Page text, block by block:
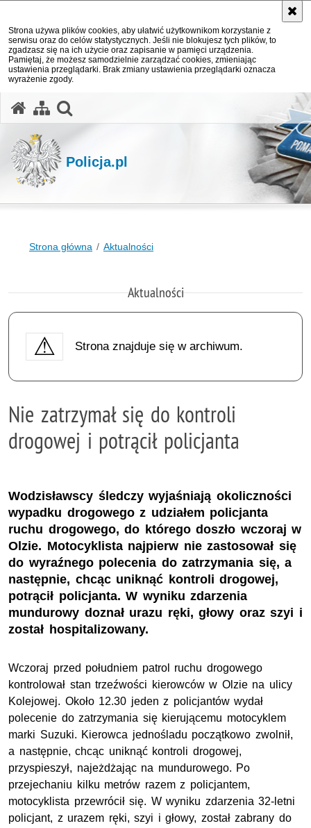
Strona używa plików cookies, aby ułatwić użytkownikom korzystanie z
serwisu oraz do celów statystycznych. Jeśli nie blokujesz tych plików, to
zgadzasz się na ich użycie oraz zapisanie w pamięci urządzenia.
Pamiętaj, że możesz samodzielnie zarządzać cookies, zmieniając
ustawienia przeglądarki. Brak zmiany ustawienia przeglądarki oznacza
wyrażenie zgody.
Policja.pl
Strona główna Aktualności
Aktualności
Strona znajduje się w archiwum.
Nie zatrzymał się do kontroli
drogowej i potrącił policjanta
Wodzisławscy śledczy wyjaśniają okoliczności
wypadku drogowego z udziałem policjanta
ruchu drogowego, do którego doszło wczoraj w
Olzie. Motocyklista najpierw nie zastosował się
do wyraźnego polecenia do zatrzymania się, a
następnie, chcąc uniknąć kontroli drogowej,
potrącił policjanta. W wyniku zdarzenia
mundurowy doznał urazu ręki, głowy oraz szyi i
został hospitalizowany.
Wczoraj przed południem patrol ruchu drogowego
kontrolował stan trzeźwości kierowców w Olzie na ulicy
Kolejowej. Około 12.30 jeden z policjantów wydał
polecenie do zatrzymania się kierującemu motocyklem
marki Suzuki. Kierowca jednośladu początkowo zwolnił,
a następnie, chcąc uniknąć kontroli drogowej,
przyspieszył, najeżdżając na mundurowego. Po
przejechaniu kilku metrów razem z policjantem,
motocyklista przewrócił się. W wyniku zdarzenia 32-letni
policjant, z urazem ręki, szyi i głowy, został zabrany do